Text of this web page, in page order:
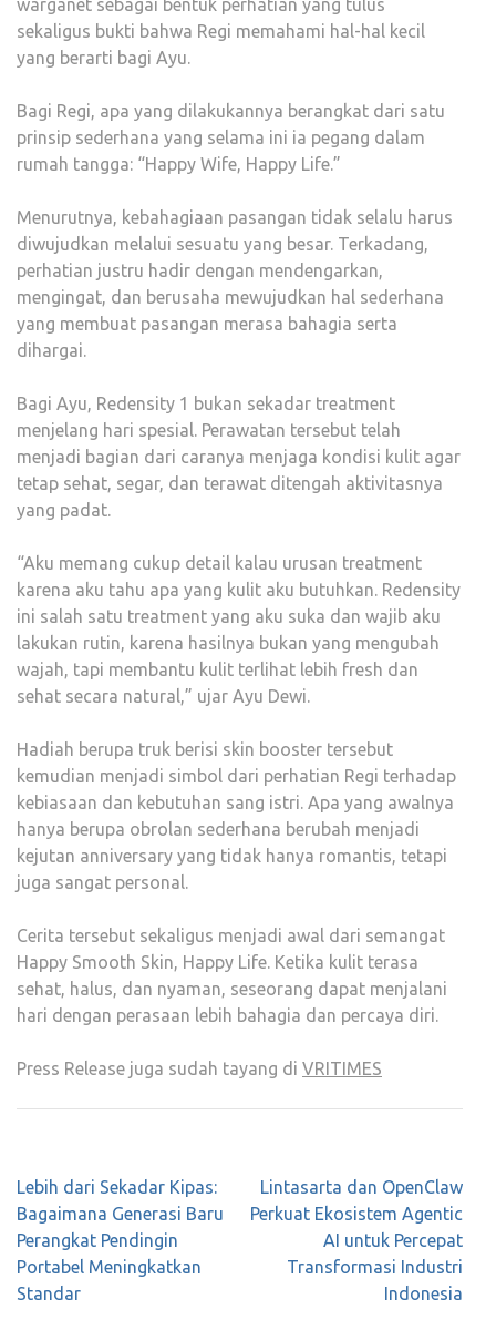
warganet sebagai bentuk perhatian yang tulus
sekaligus bukti bahwa Regi memahami hal-hal kecil
yang berarti bagi Ayu.
Bagi Regi, apa yang dilakukannya berangkat dari satu
prinsip sederhana yang selama ini ia pegang dalam
rumah tangga: “Happy Wife, Happy Life.”
Menurutnya, kebahagiaan pasangan tidak selalu harus
diwujudkan melalui sesuatu yang besar. Terkadang,
perhatian justru hadir dengan mendengarkan,
mengingat, dan berusaha mewujudkan hal sederhana
yang membuat pasangan merasa bahagia serta
dihargai.
Bagi Ayu, Redensity 1 bukan sekadar treatment
menjelang hari spesial. Perawatan tersebut telah
menjadi bagian dari caranya menjaga kondisi kulit agar
tetap sehat, segar, dan terawat ditengah aktivitasnya
yang padat.
“Aku memang cukup detail kalau urusan treatment
karena aku tahu apa yang kulit aku butuhkan. Redensity
ini salah satu treatment yang aku suka dan wajib aku
lakukan rutin, karena hasilnya bukan yang mengubah
wajah, tapi membantu kulit terlihat lebih fresh dan
sehat secara natural,” ujar Ayu Dewi.
Hadiah berupa truk berisi skin booster tersebut
kemudian menjadi simbol dari perhatian Regi terhadap
kebiasaan dan kebutuhan sang istri. Apa yang awalnya
hanya berupa obrolan sederhana berubah menjadi
kejutan anniversary yang tidak hanya romantis, tetapi
juga sangat personal.
Cerita tersebut sekaligus menjadi awal dari semangat
Happy Smooth Skin, Happy Life. Ketika kulit terasa
sehat, halus, dan nyaman, seseorang dapat menjalani
hari dengan perasaan lebih bahagia dan percaya diri.
Press Release juga sudah tayang di VRITIMES
Post
navigation
Lebih dari Sekadar Kipas:
Bagaimana Generasi Baru
Perangkat Pendingin
Portabel Meningkatkan
Standar
Lintasarta dan OpenClaw
Perkuat Ekosistem Agentic
AI untuk Percepat
Transformasi Industri
Indonesia